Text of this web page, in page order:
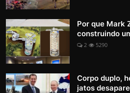
Por que Mark
construindo
2 5290
Corpo duplo,
jatos